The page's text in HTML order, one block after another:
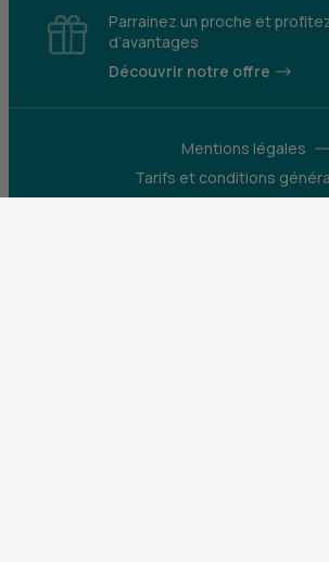
Parrainez un proche et
d’avantages
Découvrir notre offre
Mentions légales
Tarifs et conditions